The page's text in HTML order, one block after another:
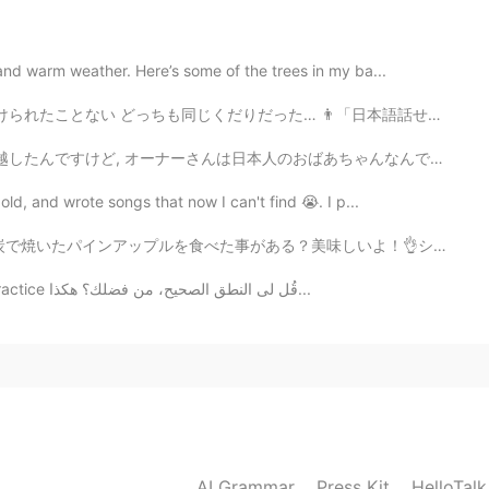
warm weather. Here’s some of the trees in my ba...
た… 👨「日本語話せますか？」 🐸「話せますよ」 👨「お金ください」 🐸「！？」 お金持ち観光客に見える...
あちゃんなんで家に住んでます。今夜定食を作って頂いた😭 優しすぎ!!🥺 なぜか日本人っていつも優しくして...
and wrote songs that now I can't find 😭. I p...
味しいよ！👌シュラスコからこのアイデアをもらった。😄生のパインアップルをいっぱい食べたら口が痛く変にな...
‏‎ممارسة نطق اللغة العربية ‏Arabic pronunciation practice ‏‎قُل لى النطق الصحيح، من فضلك؟ هكذا...